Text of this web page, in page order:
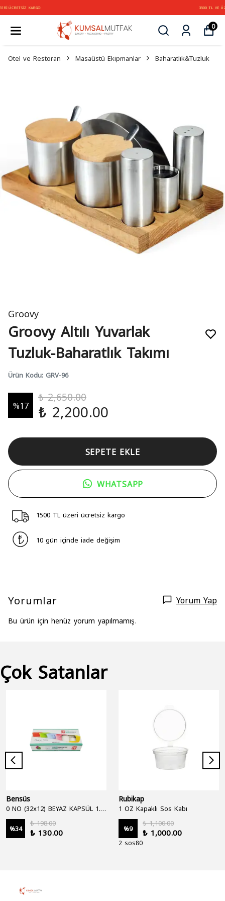
0
Otel ve Restoran Masaüstü Ekipmanlar Baharatlık&Tuzluk
Groovy
Groovy Altılı Yuvarlak
Tuzluk-Baharatlık Takımı
Ürün Kodu: GRV-96
%17
₺ 2,650.00
₺ 2,200.00
SEPETE EKLE
WHATSAPP
1500 TL üzeri ücretsiz kargo
10 gün içinde iade değişim
Yorumlar Yorum Yap
Bu ürün için henüz yorum yapılmamış.
Çok Satanlar
Bensüs
%34
₺ 198.00
₺ 130.00
Rubikap
1 OZ Kapaklı Sos Kabı
%9
₺ 1,100.00
₺ 1,000.00
2 sos80